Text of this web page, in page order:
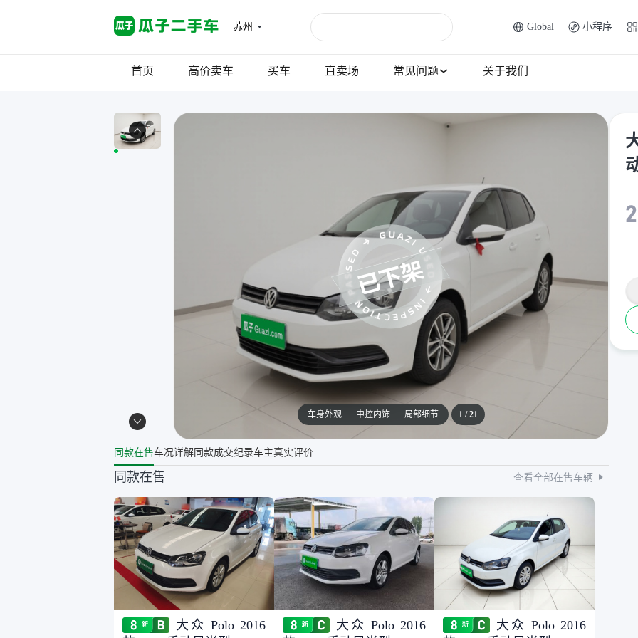
苏州 Global 小程序
首页 高价卖车 买车 直卖场 常见问题 关于我们
车身外观 中控内饰 局部细节 1/21
同款在售车况详解同款成交纪录车主真实评价
同款在售 查看全部在售车辆
大众 Polo 2016
大众 Polo 2016
大众 Polo 2016